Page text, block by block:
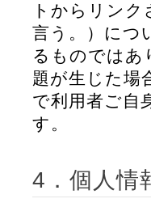
トからリン
言う。）につ
るものではあ
題が生じた場
で利用者ご自
す。
4．個人情